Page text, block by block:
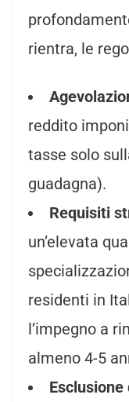
rientra, le
reddito
tasse solo
guadagna).
Requisiti
un’elevata
residenti in
l’impegno a
almeno 4-5